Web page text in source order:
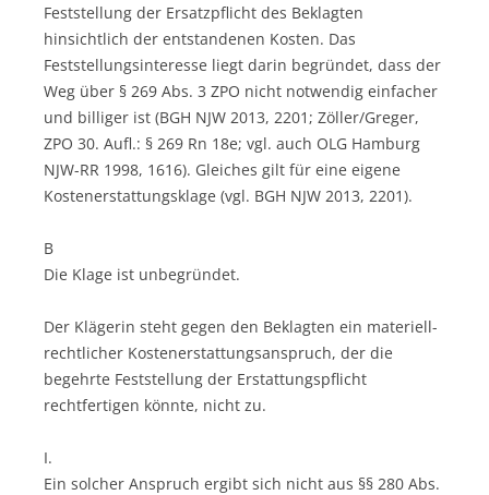
Feststellung der Ersatzpflicht des Beklagten
hinsichtlich der entstandenen Kosten. Das
Feststellungsinteresse liegt darin begründet, dass der
Weg über § 269 Abs. 3 ZPO nicht notwendig einfacher
und billiger ist (BGH NJW 2013, 2201; Zöller/Greger,
ZPO 30. Aufl.: § 269 Rn 18e; vgl. auch OLG Hamburg
NJW-RR 1998, 1616). Gleiches gilt für eine eigene
Kostenerstattungsklage (vgl. BGH NJW 2013, 2201).
B
Die Klage ist unbegründet.
Der Klägerin steht gegen den Beklagten ein materiell-
rechtlicher Kostenerstattungsanspruch, der die
begehrte Feststellung der Erstattungspflicht
rechtfertigen könnte, nicht zu.
I.
Ein solcher Anspruch ergibt sich nicht aus §§ 280 Abs.